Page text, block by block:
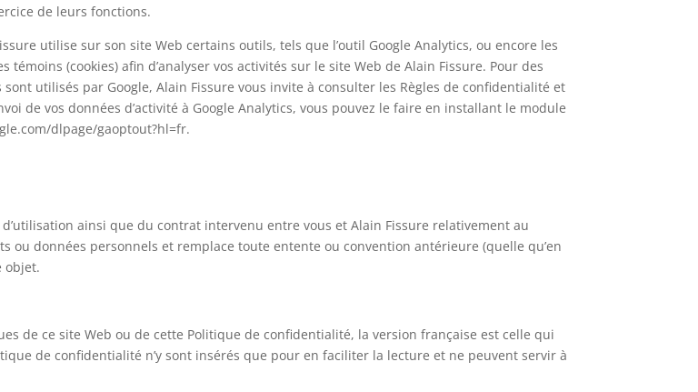
de leurs fonctions.
utilise sur son site Web certains outils, tels que l’outil Google Analytics, ou encore les
(cookies) afin d’analyser vos activités sur le site Web de Alain Fissure. Pour des
utilisés par Google, Alain Fissure vous invite à consulter les Règles de confidentialité et
de vos données d’activité à Google Analytics, vous pouvez le faire en installant le module
dlpage/gaoptout?hl=fr.
ainsi que du contrat intervenu entre vous et Alain Fissure relativement au
ou données personnels et remplace toute entente ou convention antérieure (quelle qu’en
objet.
de ce site Web ou de cette Politique de confidentialité, la version française est celle qui
de confidentialité n’y sont insérés que pour en faciliter la lecture et ne peuvent servir à